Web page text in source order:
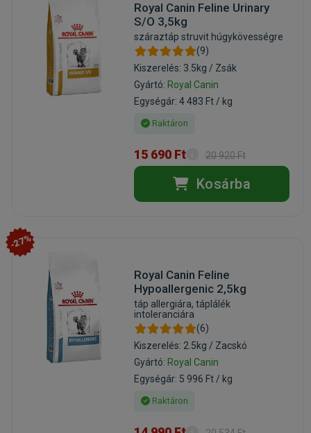
Royal Canin Feline Urinary
S/O 3,5kg
száraztáp struvit húgykövességre
(9)
Kiszerelés: 3.5kg / Zsák
Gyártó: Royal Canin
Egységár: 4 483 Ft / kg
Raktáron
15 690 Ft 20 920 Ft
Kosárba
-27%
Royal Canin Feline
Hypoallergenic 2,5kg
táp allergiára, táplálék
intoleranciára
(6)
Kiszerelés: 2.5kg / Zacskó
Gyártó: Royal Canin
Egységár: 5 996 Ft / kg
Raktáron